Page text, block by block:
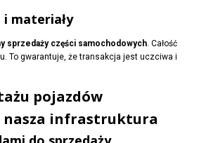
i materiały
sprzedaży części samochodowych. Całość
To gwarantuje, że transakcja jest uczciwa i
pojazdów
nasza infrastruktura